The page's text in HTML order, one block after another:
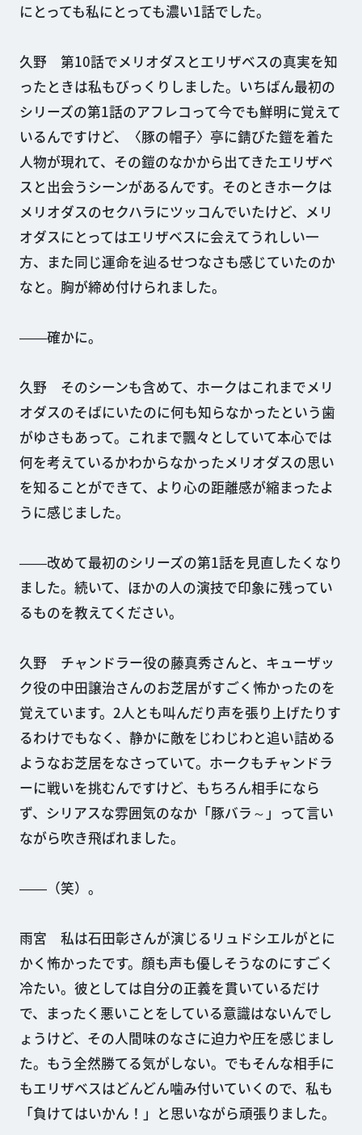
にとっても私にとっても濃い1話でした。
久野 第10話でメリオダスとエリザベスの真実を知
ったときは私もびっくりしました。いちばん最初の
シリーズの第1話のアフレコって今でも鮮明に覚えて
いるんですけど、〈豚の帽子〉亭に錆びた鎧を着た
人物が現れて、その鎧のなかから出てきたエリザベ
スと出会うシーンがあるんです。そのときホークは
メリオダスのセクハラにツッコんでいたけど、メリ
オダスにとってはエリザベスに会えてうれしい一
方、また同じ運命を辿るせつなさも感じていたのか
なと。胸が締め付けられました。
――確かに。
久野 そのシーンも含めて、ホークはこれまでメリ
オダスのそばにいたのに何も知らなかったという歯
がゆさもあって。これまで飄々としていて本心では
何を考えているかわからなかったメリオダスの思い
を知ることができて、より心の距離感が縮まったよ
うに感じました。
――改めて最初のシリーズの第1話を見直したくなり
ました。続いて、ほかの人の演技で印象に残ってい
るものを教えてください。
久野 チャンドラー役の藤真秀さんと、キューザッ
ク役の中田譲治さんのお芝居がすごく怖かったのを
覚えています。2人とも叫んだり声を張り上げたりす
るわけでもなく、静かに敵をじわじわと追い詰める
ようなお芝居をなさっていて。ホークもチャンドラ
ーに戦いを挑むんですけど、もちろん相手になら
ず、シリアスな雰囲気のなか「豚バラ～」って言い
ながら吹き飛ばれました。
――（笑）。
雨宮 私は石田彰さんが演じるリュドシエルがとに
かく怖かったです。顔も声も優しそうなのにすごく
冷たい。彼としては自分の正義を貫いているだけ
で、まったく悪いことをしている意識はないんでし
ょうけど、その人間味のなさに迫力や圧を感じまし
た。もう全然勝てる気がしない。でもそんな相手に
もエリザベスはどんどん噛み付いていくので、私も
「負けてはいかん！」と思いながら頑張りました。